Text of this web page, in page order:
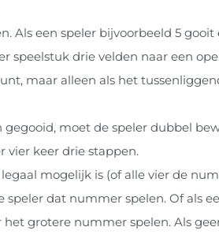
Als een speler bijvoorbeeld 5 gooit
speelstuk drie velden naar een
maar alleen als het
moet de speler dubbel
vier keer drie stappen.
mogelijk is (of alle vier de
dat nummer spelen. Of als
grotere nummer spelen. Als